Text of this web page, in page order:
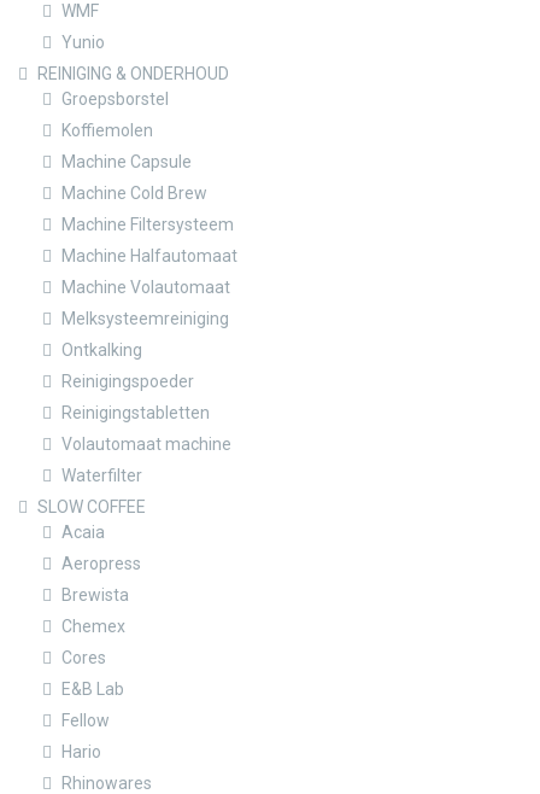
WMF
Yunio
REINIGING & ONDERHOUD
Groepsborstel
Koffiemolen
Machine Capsule
Machine Cold Brew
Machine Filtersysteem
Machine Halfautomaat
Machine Volautomaat
Melksysteemreiniging
Ontkalking
Reinigingspoeder
Reinigingstabletten
Volautomaat machine
Waterfilter
SLOW COFFEE
Acaia
Aeropress
Brewista
Chemex
Cores
E&B Lab
Fellow
Hario
Rhinowares